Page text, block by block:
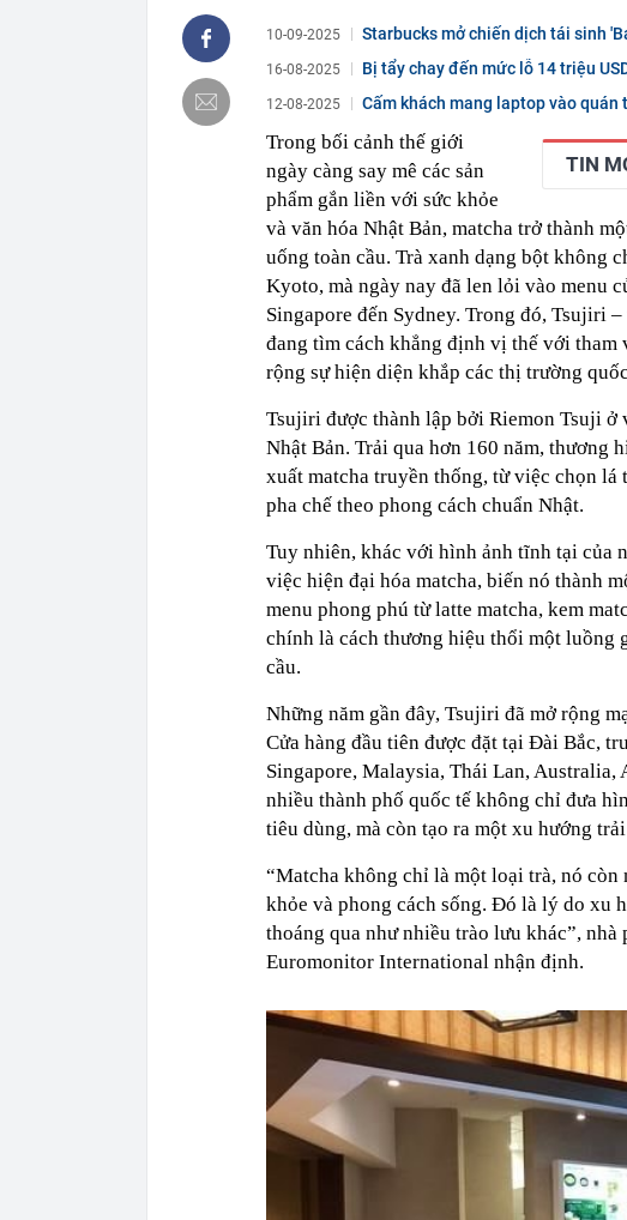
23:12
Quốc gia có lượng khách
vượt Hàn Quốc và Nga,
23:01
Người bán trái cây tiết lộ:
nghề lại kiểm tra 5 chi tiết
23:00
Tiếp viên tàu cao tốc quỳ
sao nhiều hơn ở nhà, bay
22:34
Cụ bà 70 tuổi có xương trẻ
22:34
Ngôi nhà chứa đựng tâm
22:31
Giá vàng vượt 4.300
22:30
Một doanh nghiệp dầu khí
10-09-2025 Starbucks mở chiến dịch tái sinh
16-08-2025 Bị tẩy chay đến mức lỗ 14 triệu
12-08-2025 Cấm khách mang laptop vào
TIN
Trong bối cảnh thế giới
ngày càng say mê các sản
phẩm gắn liền với sức khỏe
và văn hóa Nhật Bản, matcha trở thành
uống toàn cầu. Trà xanh dạng bột không
Kyoto, mà ngày nay đã len lỏi vào menu
Singapore đến Sydney. Trong đó, Tsujiri
đang tìm cách khẳng định vị thế với tham
rộng sự hiện diện khắp các thị trường
Tsujiri được thành lập bởi Riemon Tsuji
Nhật Bản. Trải qua hơn 160 năm, thương
xuất matcha truyền thống, từ việc chọn
pha chế theo phong cách chuẩn Nhật.
Tuy nhiên, khác với hình ảnh tĩnh tại của
việc hiện đại hóa matcha, biến nó thành
menu phong phú từ latte matcha, kem
chính là cách thương hiệu thổi một luồng
cầu.
Những năm gần đây, Tsujiri đã mở rộng
Cửa hàng đầu tiên được đặt tại Đài Bắc,
Singapore, Malaysia, Thái Lan, Australia,
nhiều thành phố quốc tế không chỉ đưa
tiêu dùng, mà còn tạo ra một xu hướng
“Matcha không chỉ là một loại trà, nó còn
khỏe và phong cách sống. Đó là lý do xu
thoáng qua như nhiều trào lưu khác”,
Euromonitor International nhận định.